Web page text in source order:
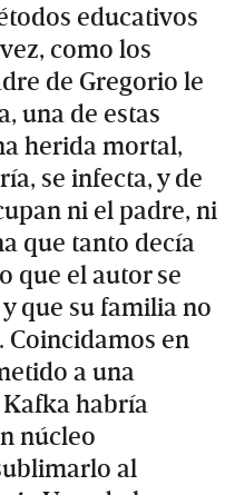
educativos
como los
de Gregorio le
una de estas
herida mortal,
se infecta, y de
ni el padre, ni
que tanto decía
que el autor se
que su familia no
Coincidamos en
a una
habría
núcleo
al